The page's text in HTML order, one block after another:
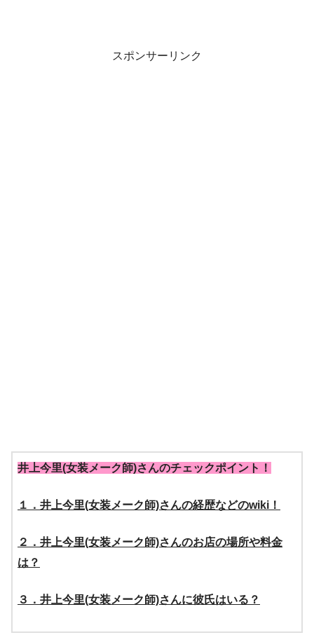
スポンサーリンク
井上今里(女装メーク師)さんのチェックポイント！
１．井上今里(女装メーク師)さんの経歴などのwiki！
２．井上今里(女装メーク師)さんのお店の場所や料金
は？
３．井上今里(女装メーク師)さんに彼氏はいる？